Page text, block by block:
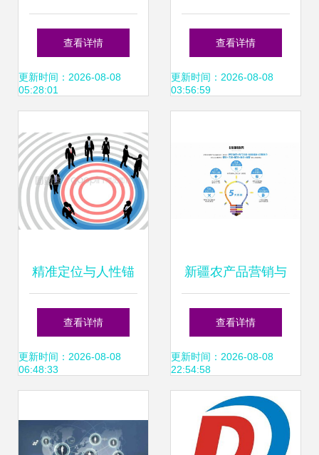
性强，销售高增长
叠加可观股息，投
查看详情
更新时间：2026-08-08
05:28:01
房地产企业销售业
绩TOP10分析
查看详情
更新时间：2026-08-08
03:56:59
精准定位与人性锚
点 商界赢家的风险
博弈法则
查看详情
更新时间：2026-08-08
06:48:33
新疆农产品营销与
销售业务的创新突
破路径
查看详情
更新时间：2026-08-08
22:54:58